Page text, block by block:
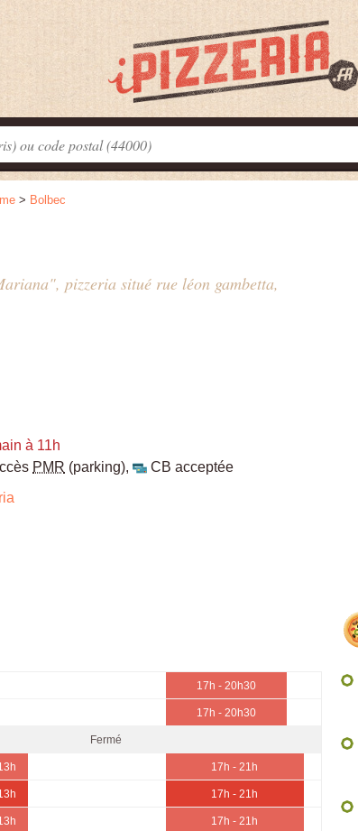
> Bolbec
pizzeria situé rue léon gambetta,
à 11h
PMR (parking),
CB acceptée
17h - 20h30
17h - 20h30
Fermé
17h - 21h
17h - 21h
17h - 21h